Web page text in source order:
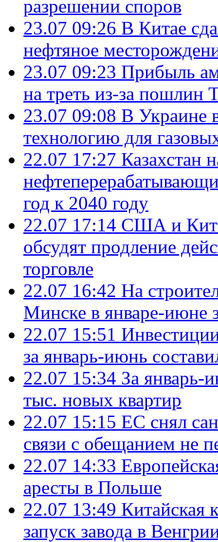
разрешении споров
23.07 09:26 В Китае
нефтяное
23.07 09:23 Прибыль
на треть из-за пошлин
23.07 09:08 В Украине
технологию для
22.07 17:27 Казахстан
год к 2040 году
22.07 17:14 США и
обсудят продление
торговле
22.07 16:42 На
Минске в январе-июне
22.07 15:51
за январь-июнь
22.07 15:34 За январь-
тыс. новых квартир
22.07 15:15 ЕС снял
связи с обещанием не
22.07 14:33
аресты в Польше
22.07 13:49 Китайская
запуск завода в